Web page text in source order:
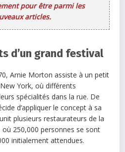
pour être parmi les
articles.
d’un grand festival
Arnie Morton assiste à un petit
York, où différents
spécialités dans la rue. De
d’appliquer le concept à sa
plusieurs restaurateurs de la
où 250,000 personnes se sont
initialement attendues.